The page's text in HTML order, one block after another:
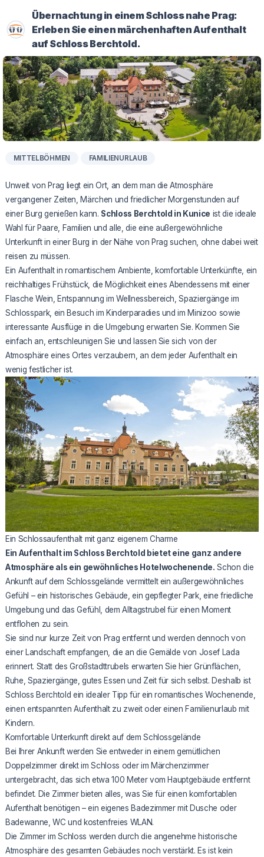
Übernachtung in einem Schloss nahe Prag:
Erleben Sie einen märchenhaften Aufenthalt
auf Schloss Berchtold.
MITTELBÖHMEN FAMILIENURLAUB
Unweit von Prag liegt ein Ort, an dem man die Atmosphäre
vergangener Zeiten, Märchen und friedlicher Morgenstunden auf
einer Burg genießen kann. Schloss Berchtold in Kunice ist die ideale
Wahl für Paare, Familien und alle, die eine außergewöhnliche
Unterkunft in einer Burg in der Nähe von Prag suchen, ohne dabei weit
reisen zu müssen.
Ein Aufenthalt in romantischem Ambiente, komfortable Unterkünfte, ein
reichhaltiges Frühstück, die Möglichkeit eines Abendessens mit einer
Flasche Wein, Entspannung im Wellnessbereich, Spaziergänge im
Schlosspark, ein Besuch im Kinderparadies und im Minizoo sowie
interessante Ausflüge in die Umgebung erwarten Sie. Kommen Sie
einfach an, entschleunigen Sie und lassen Sie sich von der
Atmosphäre eines Ortes verzaubern, an dem jeder Aufenthalt ein
wenig festlicher ist.
Ein Schlossaufenthalt mit ganz eigenem Charme
Ein Aufenthalt im Schloss Berchtold bietet eine ganz andere
Atmosphäre als ein gewöhnliches Hotelwochenende. Schon die
Ankunft auf dem Schlossgelände vermittelt ein außergewöhnliches
Gefühl – ein historisches Gebäude, ein gepflegter Park, eine friedliche
Umgebung und das Gefühl, dem Alltagstrubel für einen Moment
entflohen zu sein.
Sie sind nur kurze Zeit von Prag entfernt und werden dennoch von
einer Landschaft empfangen, die an die Gemälde von Josef Lada
erinnert. Statt des Großstadttrubels erwarten Sie hier Grünflächen,
Ruhe, Spaziergänge, gutes Essen und Zeit für sich selbst. Deshalb ist
Schloss Berchtold ein idealer Tipp für ein romantisches Wochenende,
einen entspannten Aufenthalt zu zweit oder einen Familienurlaub mit
Kindern.
Komfortable Unterkunft direkt auf dem Schlossgelände
Bei Ihrer Ankunft werden Sie entweder in einem gemütlichen
Doppelzimmer direkt im Schloss oder im Märchenzimmer
untergebracht, das sich etwa 100 Meter vom Hauptgebäude entfernt
befindet. Die Zimmer bieten alles, was Sie für einen komfortablen
Aufenthalt benötigen – ein eigenes Badezimmer mit Dusche oder
Badewanne, WC und kostenfreies WLAN.
Die Zimmer im Schloss werden durch die angenehme historische
Atmosphäre des gesamten Gebäudes noch verstärkt. Es ist kein